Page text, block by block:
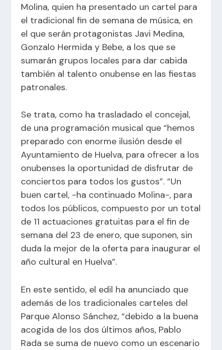
Molina, quien ha presentado un cartel para
el tradicional fin de semana de música, en
el que serán protagonistas Javi Medina,
Gonzalo Hermida y Bebe, a los que se
sumarán grupos locales para dar cabida
también al talento onubense en las fiestas
patronales.
Se trata, como ha trasladado el concejal,
de una programación musical que “hemos
preparado con enorme ilusión desde el
Ayuntamiento de Huelva, para ofrecer a los
onubenses la oportunidad de disfrutar de
conciertos para todos los gustos”. “Un
buen cartel, -ha continuado Molina-, para
todos los públicos, compuesto por un total
de 11 actuaciones gratuitas para el fin de
semana del 23 de enero, que suponen, sin
duda la mejor de la oferta para inaugurar el
año cultural en Huelva”.
En este sentido, el edil ha anunciado que
además de los tradicionales carteles del
Parque Alonso Sánchez, “debido a la buena
acogida de los dos últimos años, Pablo
Rada se suma de nuevo como un escenario